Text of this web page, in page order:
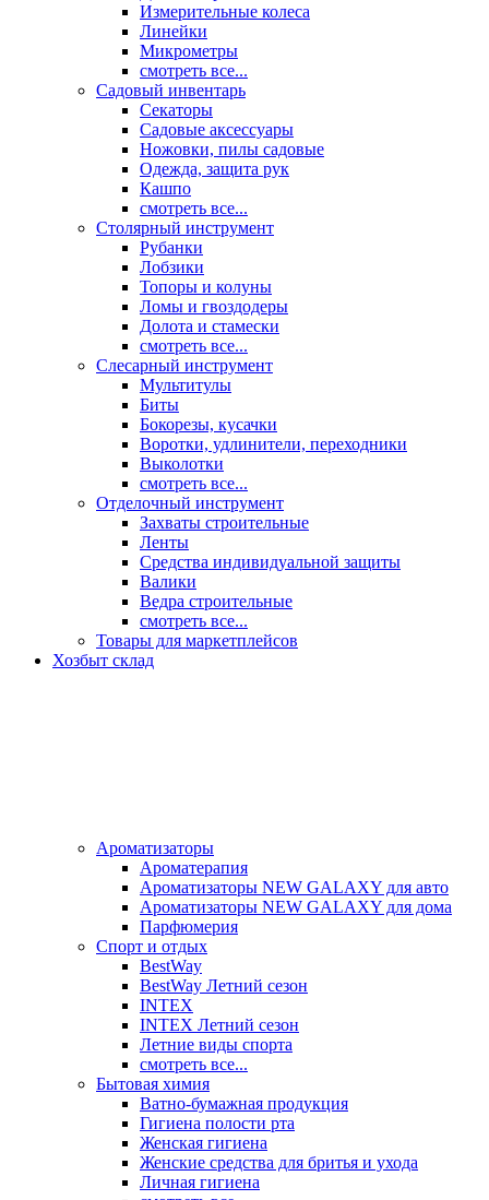
Измерительные колеса
Линейки
Микрометры
смотреть все...
Садовый инвентарь
Секаторы
Садовые аксессуары
Ножовки, пилы садовые
Одежда, защита рук
Кашпо
смотреть все...
Столярный инструмент
Рубанки
Лобзики
Топоры и колуны
Ломы и гвоздодеры
Долота и стамески
смотреть все...
Слесарный инструмент
Мультитулы
Биты
Бокорезы, кусачки
Воротки, удлинители, переходники
Выколотки
смотреть все...
Отделочный инструмент
Захваты строительные
Ленты
Средства индивидуальной защиты
Валики
Ведра строительные
смотреть все...
Товары для маркетплейсов
Хозбыт склад
Ароматизаторы
Ароматерапия
Ароматизаторы NEW GALAXY для авто
Ароматизаторы NEW GALAXY для дома
Парфюмерия
Спорт и отдых
BestWay
BestWay Летний сезон
INTEX
INTEX Летний сезон
Летние виды спорта
смотреть все...
Бытовая химия
Ватно-бумажная продукция
Гигиена полости рта
Женская гигиена
Женские средства для бритья и ухода
Личная гигиена